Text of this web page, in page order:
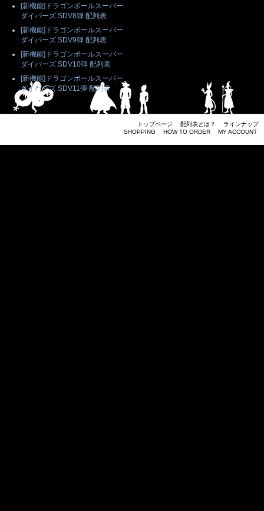
[新機能]ドラゴンボールスーパー
ダイバーズ SDV8弾 配列表
[新機能]ドラゴンボールスーパー
ダイバーズ SDV9弾 配列表
[新機能]ドラゴンボールスーパー
ダイバーズ SDV10弾 配列表
[新機能]ドラゴンボールスーパー
ダイバーズ SDV11弾 配列表
トップページ 配列表とは？
ラインナップ
SHOPPING
HOW TO ORDER MY ACCOUNT